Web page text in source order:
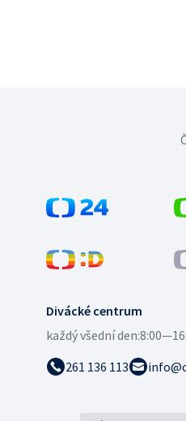
Divácké centrum
každý všední den:
261 136 113